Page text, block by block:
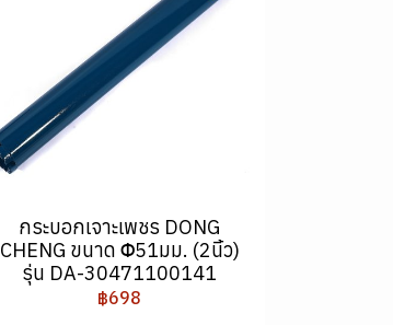
กระบอกเจาะเพชร DONG
CHENG ขนาด Φ51มม. (2นิ้ว)
รุ่น DA-30471100141
฿698